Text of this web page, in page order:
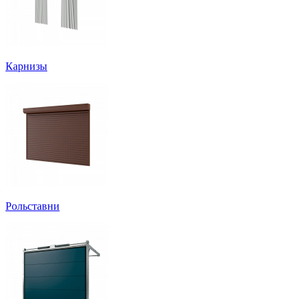
Карнизы
Рольставни